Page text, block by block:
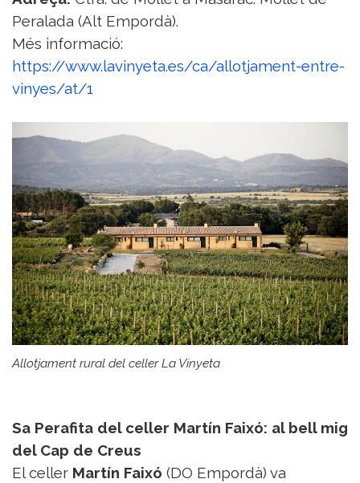
Peralada (Alt Empordà).
Més informació:
https://www.lavinyeta.es/ca/allotjament-entre-
vinyes/at/1
Allotjament rural del celler La Vinyeta
Sa Perafita del celler Martín Faixó: al bell mig
del Cap de Creus
El celler Martín Faixó (DO Empordà) va